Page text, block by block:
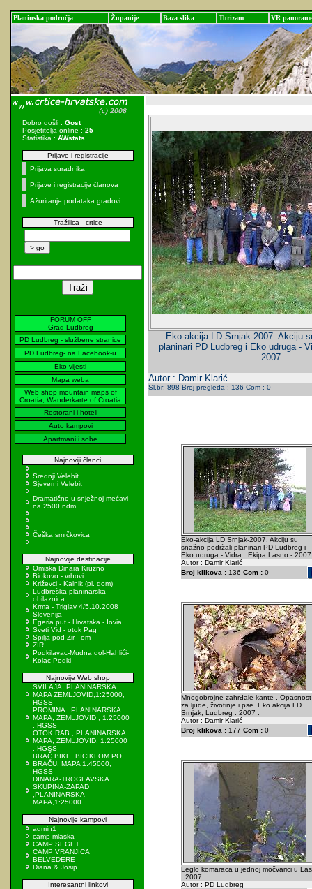
Planinska područja Županije Baza slika Turizam VR panorame
Dobro došli : Gost
Posjetitelja online : 25
Statistika : AWstats
Prijave i registracije
Prijava suradnika
Prijave i registracije članova
Ažuriranje podataka gradovi
Tražilica - crtice
FORUM OFF
Grad Ludbreg
PD Ludbreg - službene stranice
PD Ludbreg- na Facebook-u
Eko vijesti
Mapa weba
Web shop mountain maps of
Croatia, Wanderkarte of Croatia
Restorani i hoteli
Auto kampovi
Apartmani i sobe
Najnoviji članci
Srednji Velebit
Sjeverni Velebit
Dramatično u snježnoj mećavi
na 2500 ndm
Češka smrčkovica
Najnovije destinacije
Omiska Dinara Kruzno
Biokovo - vrhovi
Križevci - Kalnik (pl. dom)
Ludbreška planinarska
obilaznica
Krma - Triglav 4/5.10.2008
Slovenija
Egeria put - Hrvatska - Iovia
Sveti Vid - otok Pag
Spilja pod Zir - om
ZIR
Podkilavac-Mudna dol-Hahlići-
Kolac-Podki
Najnovije Web shop
SVILAJA, PLANINARSKA
MAPA ZEMLJOVID,1:25000,
HGSS
PROMINA , PLANINARSKA
MAPA, ZEMLJOVID , 1:25000
, HGSS
OTOK RAB , PLANINARSKA
MAPA, ZEMLJOVID, 1:25000
, HGSS
BRAČ BIKE, BICIKLOM PO
BRAČU, MAPA 1:45000,
HGSS
DINARA-TROGLAVSKA
SKUPINA-ZAPAD
,PLANINARSKA
MAPA,1:25000
Najnovije kampovi
admin1
camp mlaska
CAMP SEGET
CAMP VRANJICA
BELVEDERE
Diana & Josip
Interesantni linkovi
Eko-akcija LD Srnjak-2007. Akciju
planinari PD Ludbreg i Eko udruga -
2007 .
Autor : Damir Klarić
Sl.br: 898 Broj pregleda : 136 Com : 0
Eko-akcija LD Srnjak-2007. Akciju su
snažno podržali planinari PD Ludbreg i
Eko udruga - Vidra . Ekipa Lasno -
Autor : Damir Klarić
Broj klikova :136 Com :0
Mnogobrojne zahrđale kante . Opasnost
za ljude, životinje i pse. Eko akcija LD
Srnjak, Ludbreg . 2007 .
Autor : Damir Klarić
Broj klikova :177 Com :0
Leglo komaraca u jednoj močvarici u
. 2007 .
Autor : PD Ludbreg